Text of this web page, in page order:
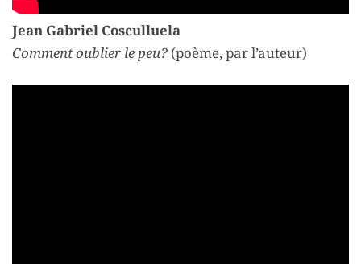
Jean Gabriel Cosculluela
Comment oublier le peu? (poème, par l’auteur)